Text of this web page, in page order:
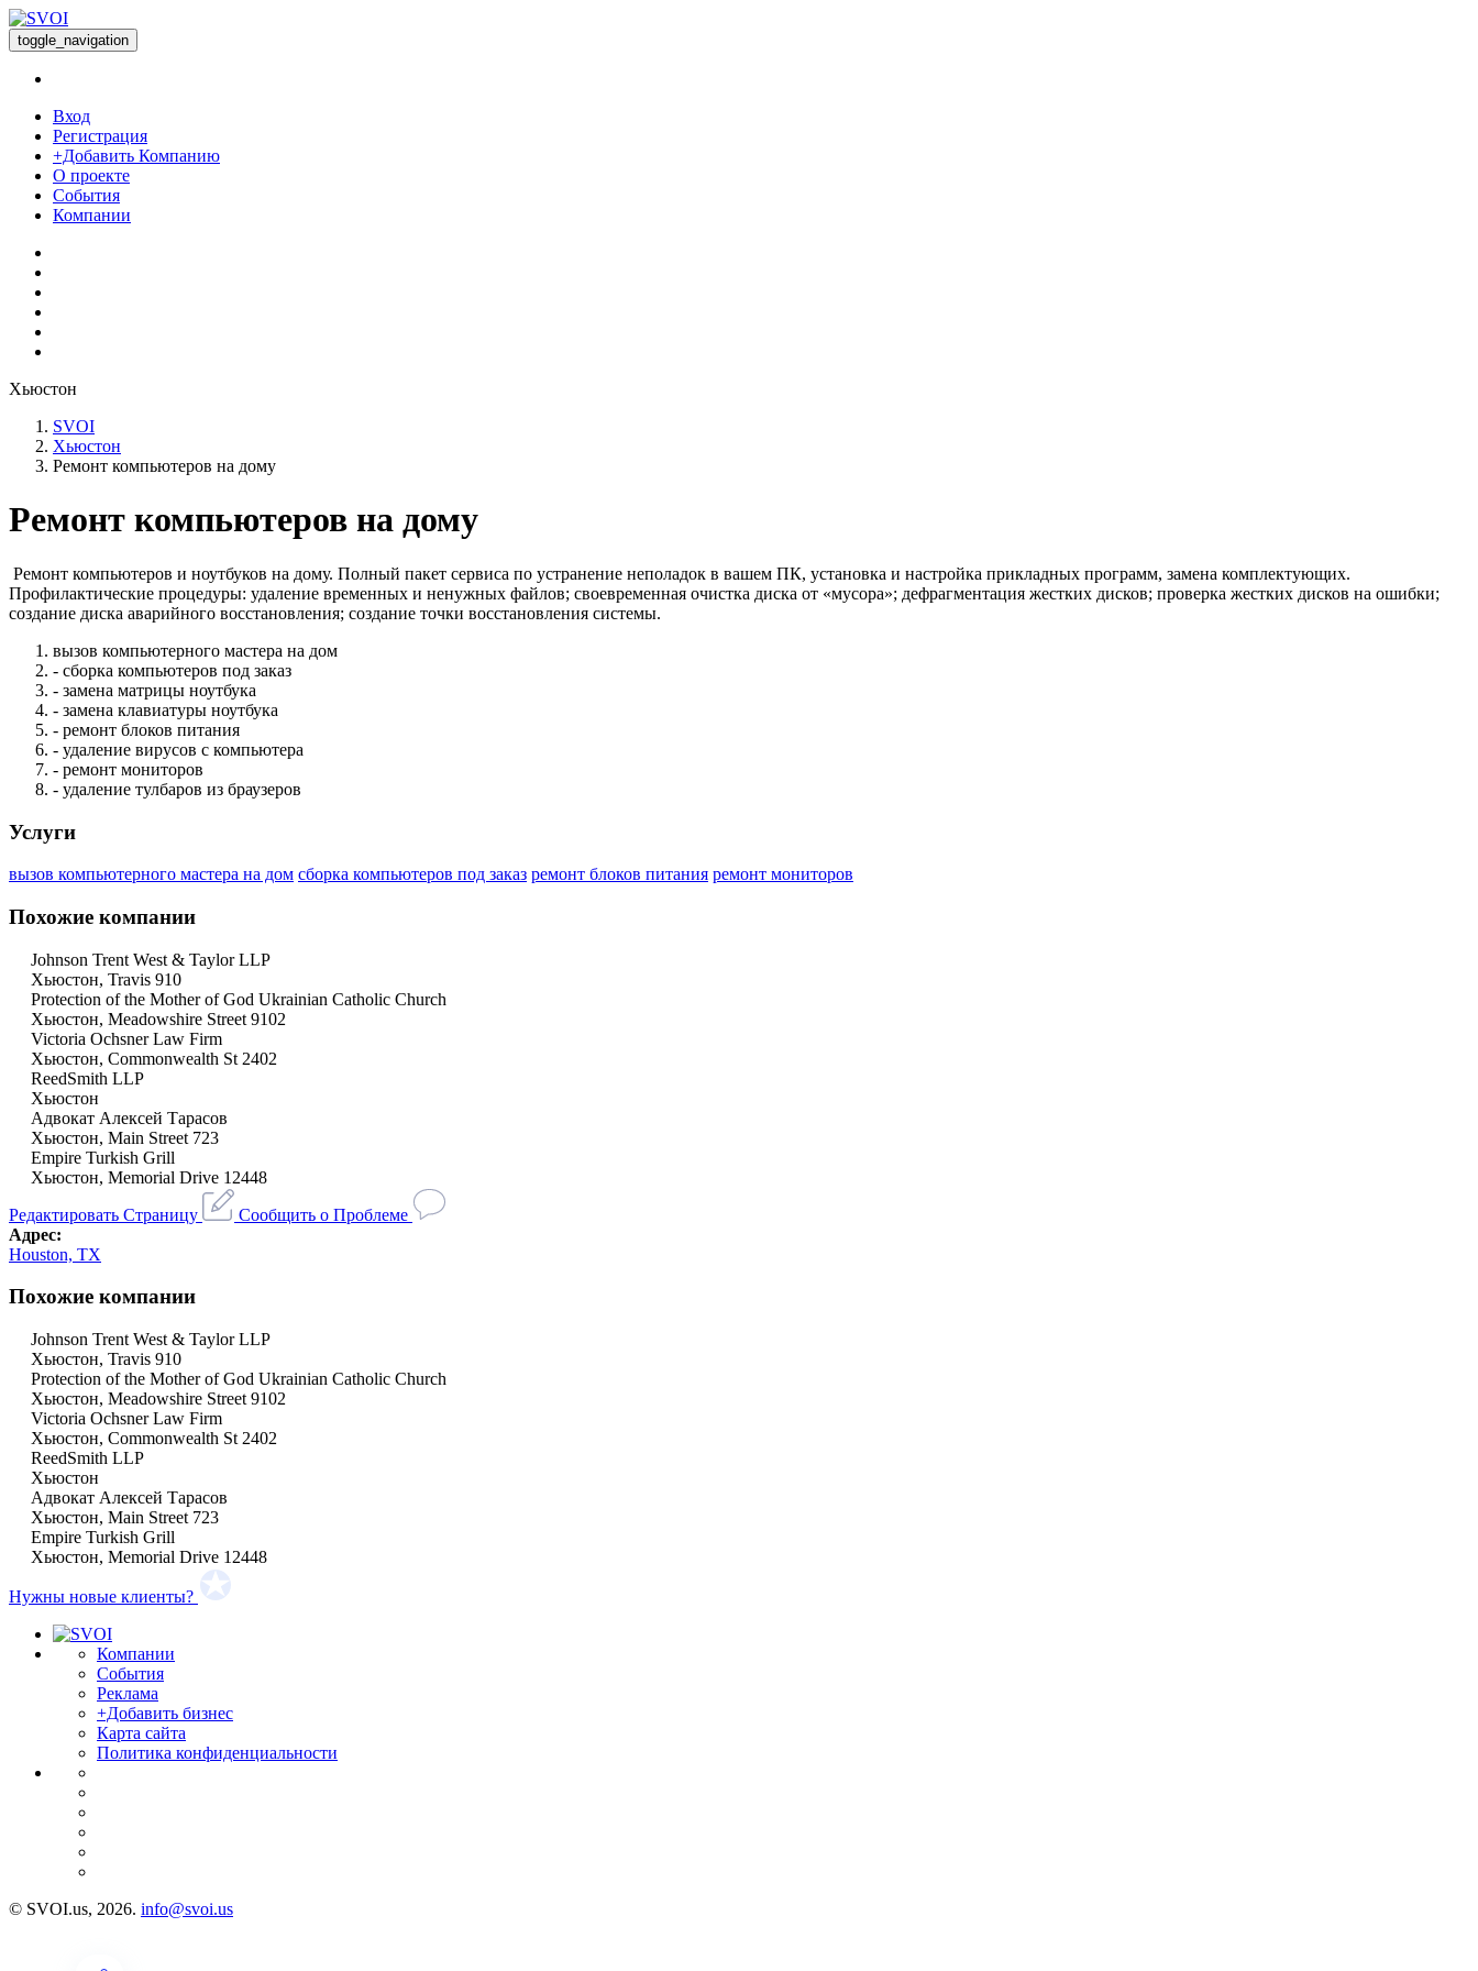
toggle_navigation
Вход
Регистрация
+Добавить Компанию
О проекте
События
Компании
Хьюстон
SVOI
Хьюстон
Ремонт компьютеров на дому
Ремонт компьютеров на дому
Ремонт компьютеров и ноутбуков на дому. Полный пакет сервиса по устранение неполадок в вашем ПК, установка и настройка прикладных программ, замена комплектующих.
Профилактические процедуры: удаление временных и ненужных файлов; своевременная очистка диска от «мусора»; дефрагментация жестких дисков; проверка жестких дисков на ошибки;
создание диска аварийного восстановления; создание точки восстановления системы.
вызов компьютерного мастера на дом
- сборка компьютеров под заказ
- замена матрицы ноутбука
- замена клавиатуры ноутбука
- ремонт блоков питания
- удаление вирусов с компьютера
- ремонт мониторов
- удаление тулбаров из браузеров
Услуги
вызов компьютерного мастера на дом сборка компьютеров под заказ ремонт блоков питания ремонт мониторов
Похожие компании
Johnson Trent West & Taylor LLP
Хьюстон, Travis 910
Protection of the Mother of God Ukrainian Catholic Church
Хьюстон, Meadowshire Street 9102
Victoria Ochsner Law Firm
Хьюстон, Commonwealth St 2402
ReedSmith LLP
Хьюстон
Адвокат Алексей Тарасов
Хьюстон, Main Street 723
Empire Turkish Grill
Хьюстон, Memorial Drive 12448
Редактировать Страницу
Сообщить о Проблеме
Адрес:
Houston, TX
Похожие компании
Johnson Trent West & Taylor LLP
Хьюстон, Travis 910
Protection of the Mother of God Ukrainian Catholic Church
Хьюстон, Meadowshire Street 9102
Victoria Ochsner Law Firm
Хьюстон, Commonwealth St 2402
ReedSmith LLP
Хьюстон
Адвокат Алексей Тарасов
Хьюстон, Main Street 723
Empire Turkish Grill
Хьюстон, Memorial Drive 12448
Нужны новые клиенты?
Компании
События
Реклама
+Добавить бизнес
Карта сайта
Политика конфиденциальности
© SVOI.us, 2026. info@svoi.us